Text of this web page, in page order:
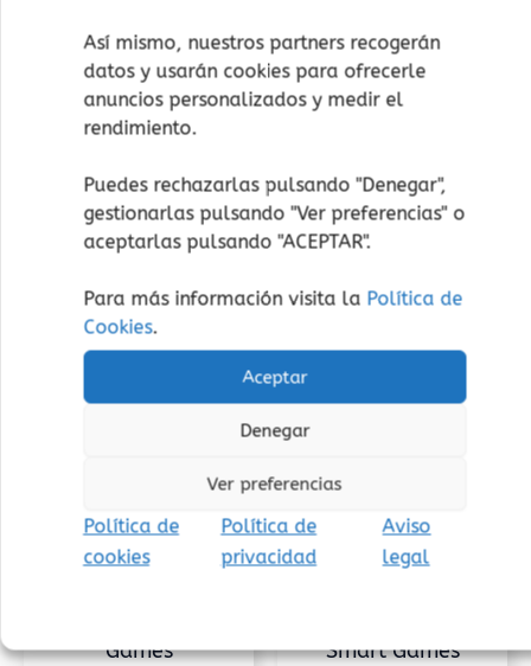
Así mismo, nuestros partners recogerán
datos y usarán cookies para ofrecerle
anuncios personalizados y medir el
rendimiento.
Puedes rechazarlas pulsando "Denegar",
gestionarlas pulsando "Ver preferencias" o
aceptarlas pulsando "ACEPTAR".
Para más información visita la Política de
Cookies.
Aceptar
Denegar
Ver preferencias
Política de
cookies
Política de
privacidad
Aviso
legal
Animales
Bosque Marinos
página
de
producto
Añadir a lista de
deseos
23,00€ (Iva incluido)
Añadir al carrito
deseos
Games
Smart Games